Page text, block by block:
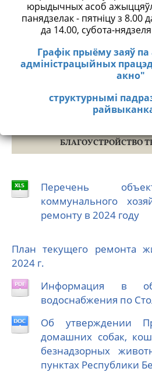
юрыдычных асоб
панядзелак - пятніцу з 8.00
да 14.00, субота-
Графік прыёму заяў
адміністрацыйных
акно"
структурнымі
ТЭЛЕФОН «ГАРАЧАЙ ЛІНІІ»
(1717) 7-
Адзіны тэлефонны нумар
"адно акно"
гаспадаркі
УКБ Стаўбцоўскага
Чарга на жыллё
Добраўпарадкаванне
Размяшчэнне
Сацыяльная сфера
БЛАГОУСТРОЙСТВО
Перечень
коммунального
ремонту в 2024 году
План текущего ремонта
2024 г.
Информация в
водоснабжения по
Об утверждении
домашних собак,
безнадзорных
пунктах Республики